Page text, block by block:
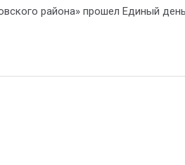
района» прошел Единый